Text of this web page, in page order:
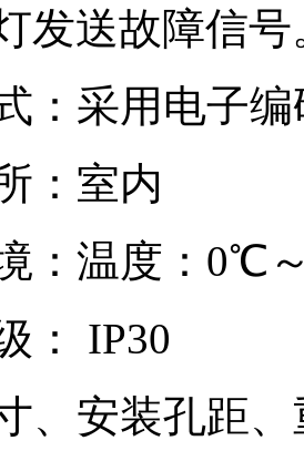
发送故障信
：采用电子
：室内
：温度：0℃
： IP30
、安装孔距